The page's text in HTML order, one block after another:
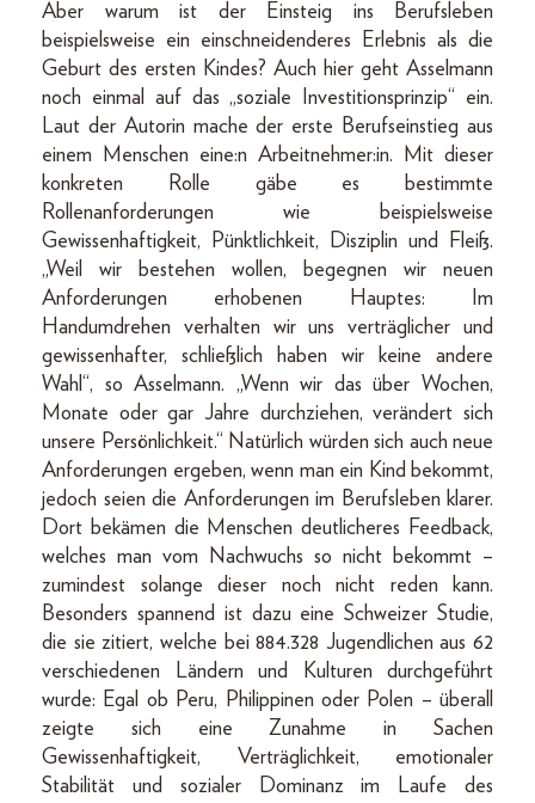
Aber warum ist der Einsteig ins Berufsleben
beispielsweise ein einschneidenderes Erlebnis als die
Geburt des ersten Kindes? Auch hier geht Asselmann
noch einmal auf das „soziale Investitionsprinzip“ ein.
Laut der Autorin mache der erste Berufseinstieg aus
einem Menschen eine:n Arbeitnehmer:in. Mit dieser
konkreten Rolle gäbe es bestimmte
Rollenanforderungen wie beispielsweise
Gewissenhaftigkeit, Pünktlichkeit, Disziplin und Fleiß.
„Weil wir bestehen wollen, begegnen wir neuen
Anforderungen erhobenen Hauptes: Im
Handumdrehen verhalten wir uns verträglicher und
gewissenhafter, schließlich haben wir keine andere
Wahl“, so Asselmann. „Wenn wir das über Wochen,
Monate oder gar Jahre durchziehen, verändert sich
unsere Persönlichkeit.“ Natürlich würden sich auch neue
Anforderungen ergeben, wenn man ein Kind bekommt,
jedoch seien die Anforderungen im Berufsleben klarer.
Dort bekämen die Menschen deutlicheres Feedback,
welches man vom Nachwuchs so nicht bekommt –
zumindest solange dieser noch nicht reden kann.
Besonders spannend ist dazu eine Schweizer Studie,
die sie zitiert, welche bei 884.328 Jugendlichen aus 62
verschiedenen Ländern und Kulturen durchgeführt
wurde: Egal ob Peru, Philippinen oder Polen – überall
zeigte sich eine Zunahme in Sachen
Gewissenhaftigkeit, Verträglichkeit, emotionaler
Stabilität und sozialer Dominanz im Laufe des